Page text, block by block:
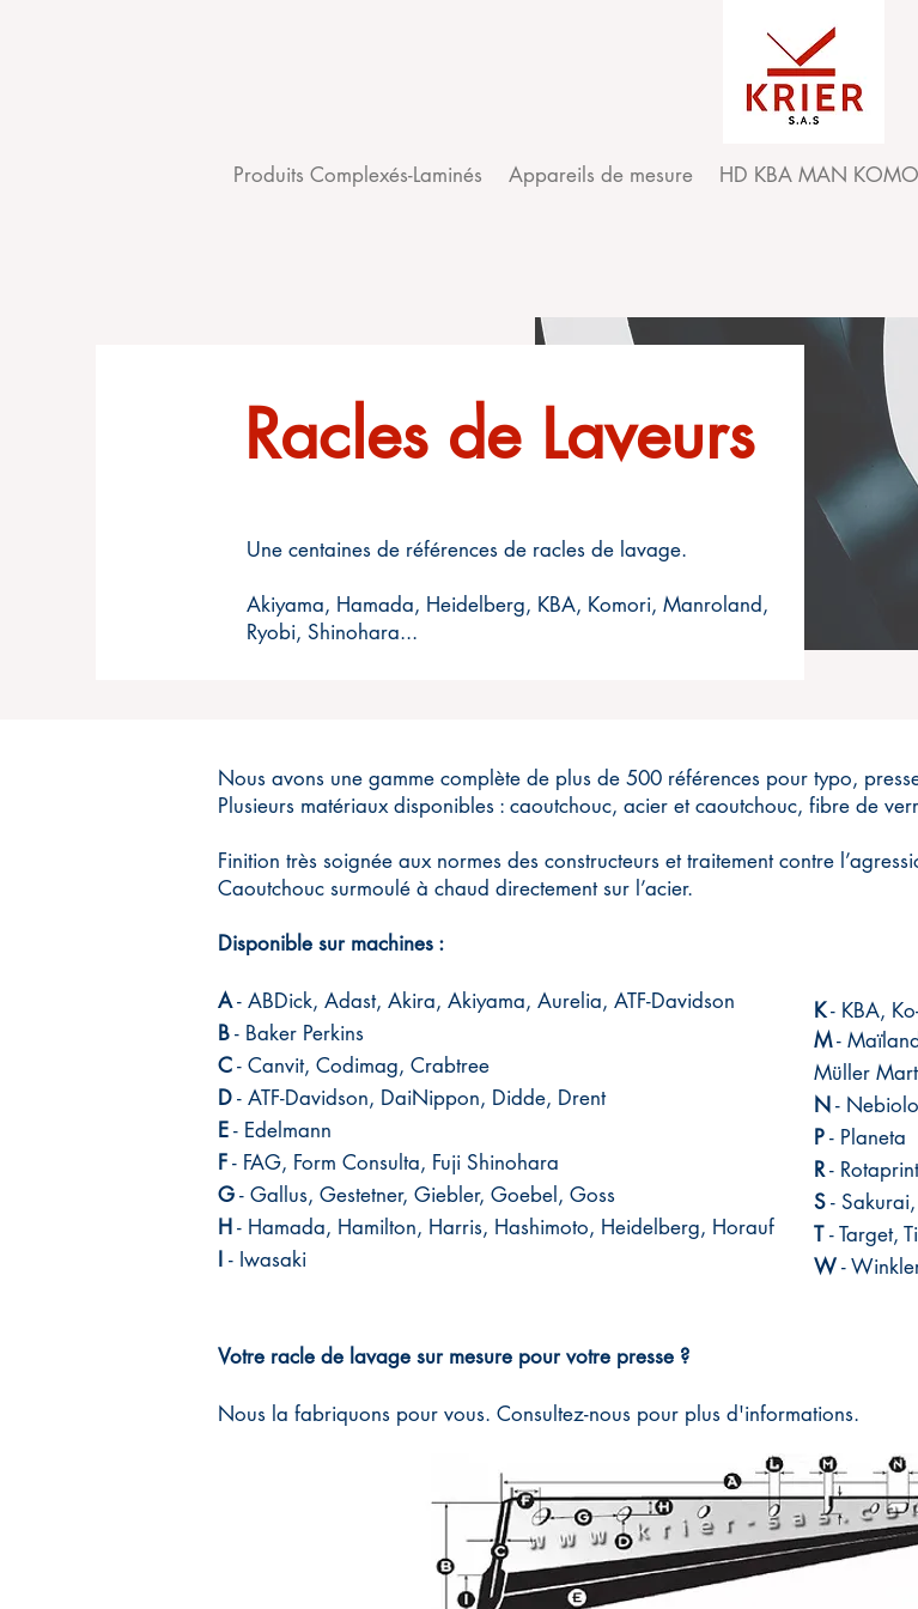
Produits Complexés-Laminés Appareils de mesure HD KBA MAN
Racles de Laveurs​​
Une centaines de références de racles de lavage.
Akiyama, Hamada, Heidelberg, KBA, Komori, Manroland,
Ryobi, Shinohara...
Nous avons une gamme complète de plus de 500 références pour typo,
Plusieurs matériaux disponibles : caoutchouc, acier et caoutchouc, fibre de
Finition très soignée aux normes des constructeurs et traitement contre
Caoutchouc surmoulé à chaud directement sur l’acier.
Disponible sur machines :
A- ABDick, Adast, Akira, Akiyama, Aurelia, ATF-Davidson​
B- Baker Perkins​
C- Canvit, Codimag, Crabtree​
D- ATF-Davidson, DaiNippon, Didde, Drent​
E- Edelmann​
F- FAG, Form Consulta, Fuji Shinohara​
G- Gallus, Gestetner, Giebler, Goebel, Goss​
H- Hamada, Hamilton, Harris, Hashimoto, Heidelberg, Horauf​
I - Iwasaki​
Votre racle de lavage sur mesure pour votre presse ?
Nous la fabriquons pour vous. Consultez-nous pour plus d'informations.
K- KBA,
M-
Müller
N-
P- Planeta​
R-
S-
T- Target,
W-